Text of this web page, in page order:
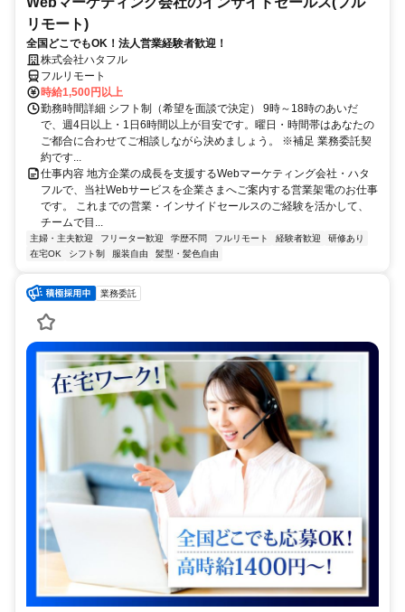
リモート)
全国どこでもOK！法人営業経験者歓迎！
株式会社ハタフル
フルリモート
時給1,500円以上
勤務時間詳細 シフト制（希望を面談で決定） 9時～18時のあいだ
で、週4日以上・1日6時間以上が目安です。曜日・時間帯はあなたの
ご都合に合わせてご相談しながら決めましょう。 ※補足 業務委託契
約です...
仕事内容 地方企業の成長を支援するWebマーケティング会社・ハタ
フルで、当社Webサービスを企業さまへご案内する営業架電のお仕事
です。 これまでの営業・インサイドセールスのご経験を活かして、
チームで目...
主婦・主夫歓迎 フリーター歓迎 学歴不問 フルリモート 経験者歓迎
研修あり
在宅OK
シフト制 服装自由 髪型・髪色自由
業務委託